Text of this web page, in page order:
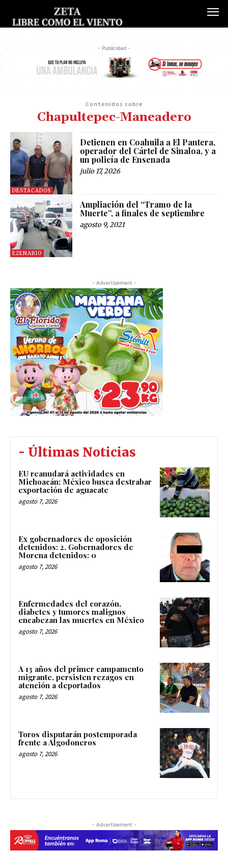
- Publicidad -
Contenidos sobre
Chapultepec-Maneadero
DESTACADOS
Detienen en Coahuila a El Pantera,
operador del Cártel de Sinaloa, y a
un policía de Ensenada
julio 17, 2026
EZENARIO
Ampliación del “Tramo de la
Muerte”, a finales de septiembre
agosto 9, 2021
- Advertisement -
- Últimas Noticias
EU reanudará actividades en
Michoacán; México busca destrabar
exportación de aguacate
agosto 7, 2026
Ex gobernadores de oposición
detenidos: 2. Gobernadores de
Morena detenidos: 0
agosto 7, 2026
Enfermedades del corazón,
diabetes y tumores malignos
encabezan las muertes en México
agosto 7, 2026
A 13 años del primer campamento
migrante, persisten rezagos en
atención a deportados
agosto 7, 2026
Toros disputarán postemporada
frente a Algodoneros
agosto 7, 2026
- Advertisement -